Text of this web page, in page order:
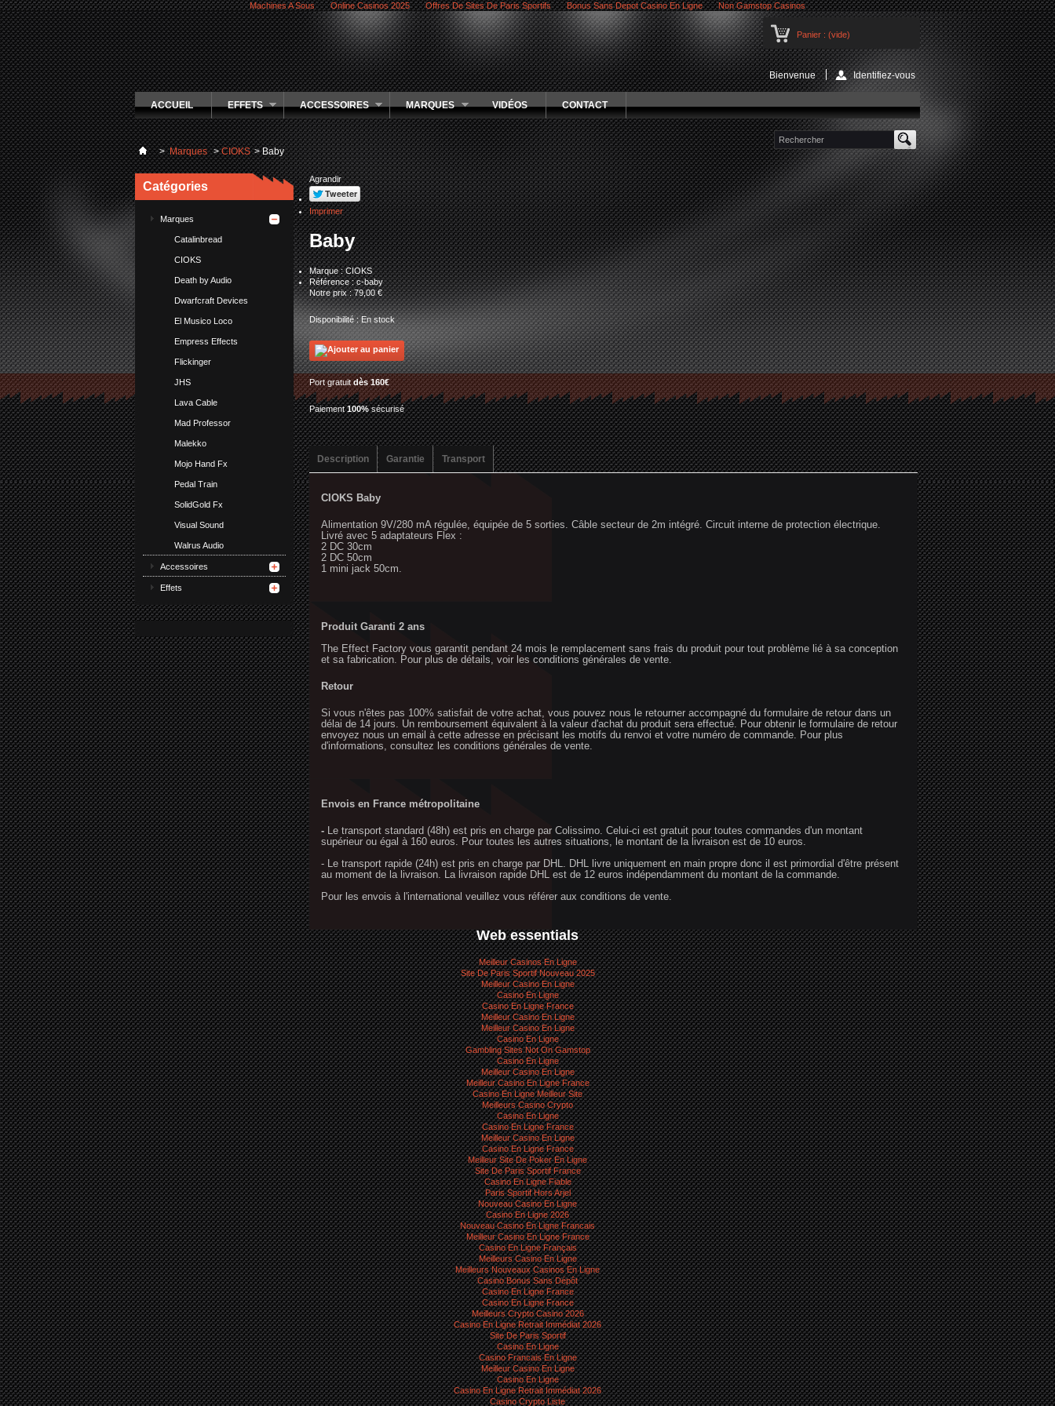
Machines A Sous Online Casinos 2025 Offres De Sites De Paris Sportifs Bonus Sans Depot Casino En Ligne Non Gamstop Casinos
Panier : (vide)
Bienvenue Identifiez-vous
ACCUEIL EFFETS ACCESSOIRES MARQUES VIDÉOS CONTACT
Catégories
Marques
Catalinbread
CIOKS
Death by Audio
Dwarfcraft Devices
El Musico Loco
Empress Effects
Flickinger
JHS
Lava Cable
Mad Professor
Malekko
Mojo Hand Fx
Pedal Train
SolidGold Fx
Visual Sound
Walrus Audio
Accessoires
Effets
> Marques > CIOKS > Baby
Agrandir
Imprimer
Baby
Marque : CIOKS
Référence : c-baby
Notre prix :79,00 €
Disponibilité : En stock
Port gratuitdès 160€
Paiement100%sécurisé
Description Garantie Transport
CIOKS Baby
Alimentation 9V/280 mA régulée, équipée de 5 sorties. Câble secteur de 2m intégré. Circuit interne de protection électrique.
Livré avec 5 adaptateurs Flex :
2 DC 30cm
2 DC 50cm
1 mini jack 50cm.
Produit Garanti 2 ans
The Effect Factory vous garantit pendant 24 mois le remplacement sans frais du produit pour tout problème lié à sa conception
et sa fabrication. Pour plus de détails, voir les conditions générales de vente.
Retour
Si vous n'êtes pas 100% satisfait de votre achat, vous pouvez nous le retourner accompagné du formulaire de retour dans un
délai de 14 jours. Un remboursement équivalent à la valeur d'achat du produit sera effectué. Pour obtenir le formulaire de retour
envoyez nous un email à cette adresse en précisant les motifs du renvoi et votre numéro de commande. Pour plus
d'informations, consultez les conditions générales de vente.
Envois en France métropolitaine
- Le transport standard (48h) est pris en charge par Colissimo. Celui-ci est gratuit pour toutes commandes d'un montant
supérieur ou égal à 160 euros. Pour toutes les autres situations, le montant de la livraison est de 10 euros.
- Le transport rapide (24h) est pris en charge par DHL. DHL livre uniquement en main propre donc il est primordial d'être présent
au moment de la livraison. La livraison rapide DHL est de 12 euros indépendamment du montant de la commande.
Pour les envois à l'international veuillez vous référer aux conditions de vente.
Web essentials
Meilleur Casinos En Ligne
Site De Paris Sportif Nouveau 2025
Meilleur Casino En Ligne
Casino En Ligne
Casino En Ligne France
Meilleur Casino En Ligne
Meilleur Casino En Ligne
Casino En Ligne
Gambling Sites Not On Gamstop
Casino En Ligne
Meilleur Casino En Ligne
Meilleur Casino En Ligne France
Casino En Ligne Meilleur Site
Meilleurs Casino Crypto
Casino En Ligne
Casino En Ligne France
Meilleur Casino En Ligne
Casino En Ligne France
Meilleur Site De Poker En Ligne
Site De Paris Sportif France
Casino En Ligne Fiable
Paris Sportif Hors Arjel
Nouveau Casino En Ligne
Casino En Ligne 2026
Nouveau Casino En Ligne Francais
Meilleur Casino En Ligne France
Casino En Ligne Français
Meilleurs Casino En Ligne
Meilleurs Nouveaux Casinos En Ligne
Casino Bonus Sans Dépôt
Casino En Ligne France
Casino En Ligne France
Meilleurs Crypto Casino 2026
Casino En Ligne Retrait Immédiat 2026
Site De Paris Sportif
Casino En Ligne
Casino Francais En Ligne
Meilleur Casino En Ligne
Casino En Ligne
Casino En Ligne Retrait Immédiat 2026
Casino Crypto Liste